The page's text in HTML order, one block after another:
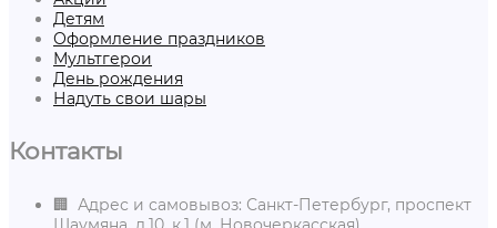
Детям
Оформление праздников
Мультгерои
День рождения
Надуть свои шары
Контакты
🏢 Адрес и самовывоз: Санкт-Петербург, проспект